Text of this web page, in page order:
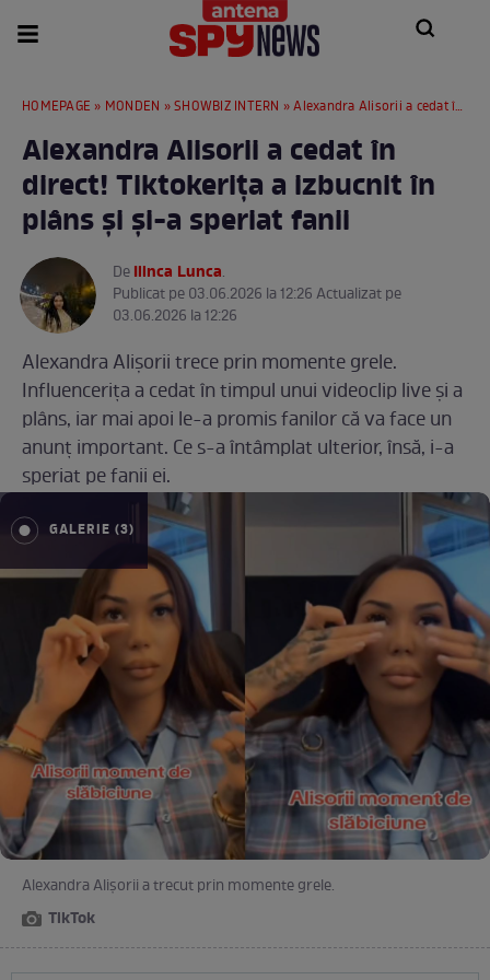
HOMEPAGE » MONDEN »SHOWBIZ INTERN » Alexandra Alisorii a cedat în direct! Tiktokerița a izbucnit în plâns și și-a speriat fanii
Alexandra Alisorii a cedat în
direct! Tiktokerița a izbucnit în
plâns și și-a speriat fanii
DeIlinca Lunca.
Publicat pe 03.06.2026 la 12:26 Actualizat pe
03.06.2026 la 12:26
Alexandra Alișorii trece prin momente grele.
Influencerița a cedat în timpul unui videoclip live și a
plâns, iar mai apoi le-a promis fanilor că va face un
anunț important. Ce s-a întâmplat ulterior, însă, i-a
speriat pe fanii ei.
GALERIE (3)
Alexandra Alișorii a trecut prin momente grele.
TikTok